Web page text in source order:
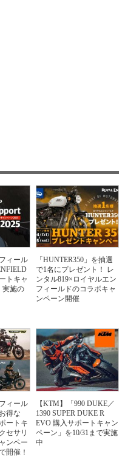
ィール
トキャ
実施の
「HUNTER350」を抽選
で1名にプレゼント！ レ
ンタル819×ロイヤルエン
フィールドのコラボキャ
ンペーン開催
ィール
得な
ートキ
セサリ
ンペー
開催！
【KTM】「990 DUKE／
1390 SUPER DUKE R
EVO 購入サポートキャン
ペーン」を10/31まで実施
中